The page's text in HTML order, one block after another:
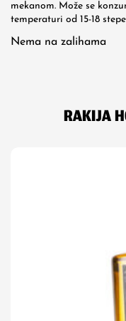
mekanom. Može se
temperaturi od 15-18
Nema na zalihama
RAKIJA